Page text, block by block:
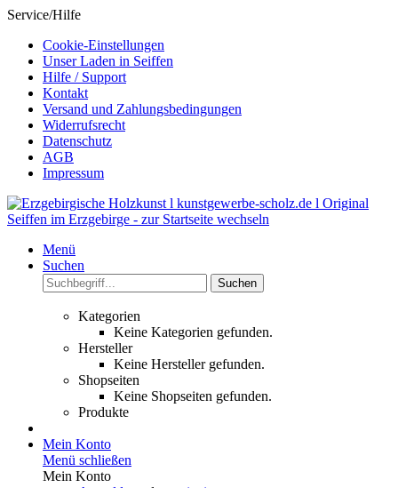
Service/Hilfe
Cookie-Einstellungen
Unser Laden in Seiffen
Hilfe / Support
Kontakt
Versand und Zahlungsbedingungen
Widerrufsrecht
Datenschutz
AGB
Impressum
Menü
Suchen
Suchen
Kategorien
Keine Kategorien gefunden.
Hersteller
Keine Hersteller gefunden.
Shopseiten
Keine Shopseiten gefunden.
Produkte
Mein Konto
Menü schließen
Mein Konto